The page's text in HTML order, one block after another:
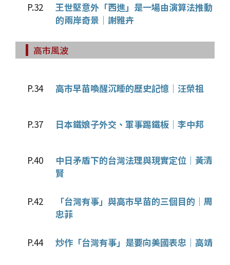
P.32
王世堅意外「西進」是一場由演算法推動
的兩岸奇景│謝雅卉
高市風波
P.34 高市早苗喚醒沉睡的歷史記憶│汪榮祖
P.37 日本鐵娘子外交、軍事踢鐵板│李中邦
P.40
中日矛盾下的台灣法理與現實定位│黃清
賢
P.42
「台灣有事」與高市早苗的三個目的│周
忠菲
P.44 炒作「台灣有事」是要向美國表忠│高靖